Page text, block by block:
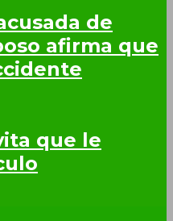
de
afirma que
que le